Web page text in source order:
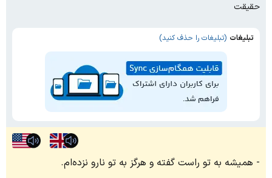
حقیقت
تبلیغات (تبلیغات را حذف کنید)
همیشه به تو راست گفته و هرگز به تو نارو نزده‌ام.